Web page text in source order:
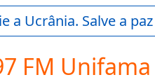
a Ucrânia. Salve a
FM Unifama